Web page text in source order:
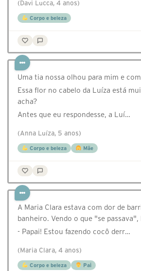
(Davi Lucca, 4 anos)
Corpo e beleza
Uma tia nossa olhou para mim e
Essa flor no cabelo da Luíza está
acha?
Antes que eu respondesse, a Luí…
(Anna Luíza, 5 anos)
Corpo e beleza Mãe
A Maria Clara estava com dor de
banheiro. Vendo o que "se
- Papai! Estou fazendo cocô derr…
(Maria Clara, 4 anos)
Corpo e beleza Pai